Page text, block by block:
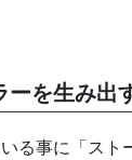
ーを生み出
る事に「スト